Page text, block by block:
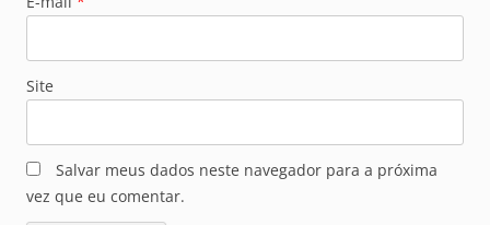
Site
Salvar meus dados neste navegador para a próxima
vez que eu comentar.